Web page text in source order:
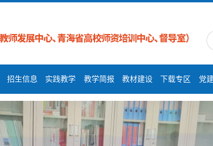
招生信息 实践教学 教学简报 教材建设 下载专区 党